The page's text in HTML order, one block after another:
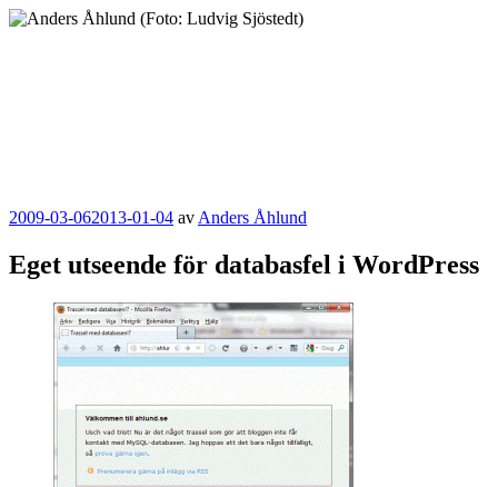
Hoppa
Publicerat
2009-03-062013-01-04 av Anders Åhlund
Eget utseende för databasfel i WordPress